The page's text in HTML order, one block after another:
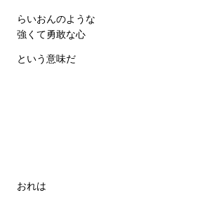
らいおんのような
強くて勇敢な心
という意味だ
おれは